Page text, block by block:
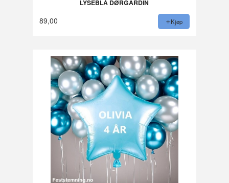
LYSEBLÅ DØRGARDIN
89,00 Kjøp